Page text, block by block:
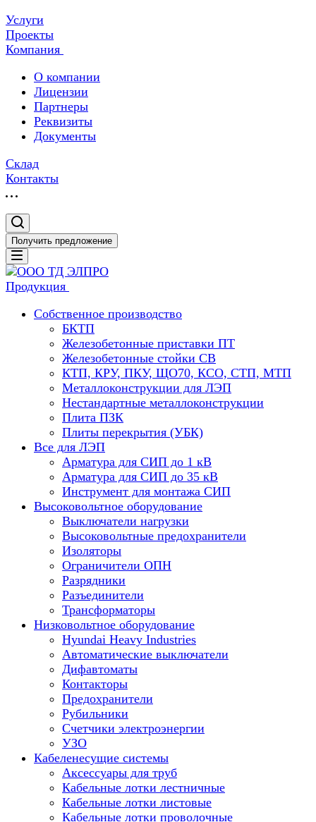
Услуги
Проекты
Компания
О компании
Лицензии
Партнеры
Реквизиты
Документы
Склад
Контакты
Получить предложение
Продукция
Собственное производство
БКТП
Железобетонные приставки ПТ
Железобетонные стойки СВ
КТП, КРУ, ПКУ, ЩО70, КСО, СТП, МТП
Металлоконструкции для ЛЭП
Нестандартные металлоконструкции
Плита ПЗК
Плиты перекрытия (УБК)
Все для ЛЭП
Арматура для СИП до 1 кВ
Арматура для СИП до 35 кВ
Инструмент для монтажа СИП
Высоковольтное оборудование
Выключатели нагрузки
Высоковольтные предохранители
Изоляторы
Ограничители ОПН
Разрядники
Разъединители
Трансформаторы
Низковольтное оборудование
Hyundai Heavy Industries
Автоматические выключатели
Дифавтоматы
Контакторы
Предохранители
Рубильники
Счетчики электроэнергии
УЗО
Кабеленесущие системы
Аксессуары для труб
Кабельные лотки лестничные
Кабельные лотки листовые
Кабельные лотки проволочные